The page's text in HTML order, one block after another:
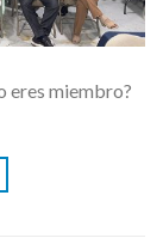
eres miembro?